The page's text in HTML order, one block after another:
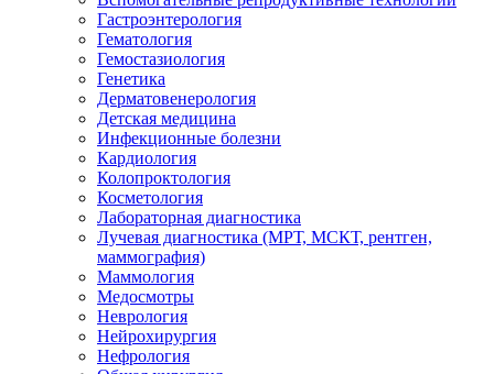
Гастроэнтерология
Гематология
Гемостазиология
Генетика
Дерматовенерология
Детская медицина
Инфекционные болезни
Кардиология
Колопроктология
Косметология
Лабораторная диагностика
Лучевая диагностика (МРТ, МСКТ, рентген,
маммография)
Маммология
Медосмотры
Неврология
Нейрохирургия
Нефрология